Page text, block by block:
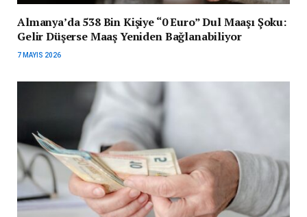
Almanya’da 538 Bin Kişiye “0 Euro” Dul Maaşı Şoku:
Gelir Düşerse Maaş Yeniden Bağlanabiliyor
7 MAYIS 2026